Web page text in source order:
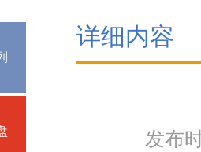
详细内容
发布